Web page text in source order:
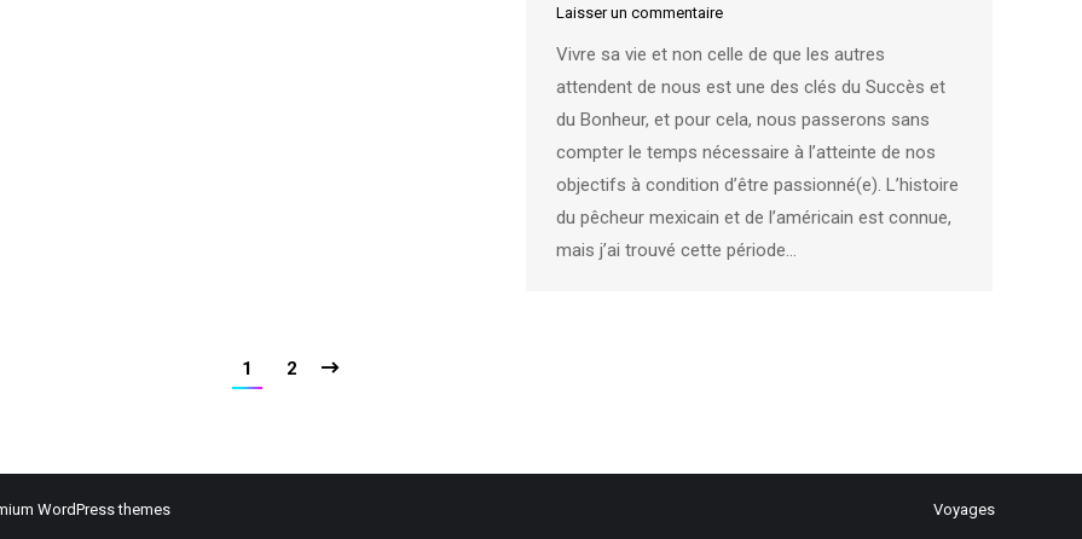
Laisser un commentaire
Vivre sa vie et non celle de que les autres
attendent de nous est une des clés du Succès et
du Bonheur, et pour cela, nous passerons sans
compter le temps nécessaire à l’atteinte de nos
objectifs à condition d’être passionné(e). L’histoire
du pêcheur mexicain et de l’américain est connue,
mais j’ai trouvé cette période…
1 2
WordPress themes Voyages